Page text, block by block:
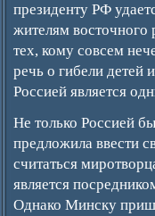
президенту РФ
жителям восточного
тех, кому совсем
речь о гибели детей
Россией является
Не только Россией
предложила ввести
считаться
является
Однако Минску